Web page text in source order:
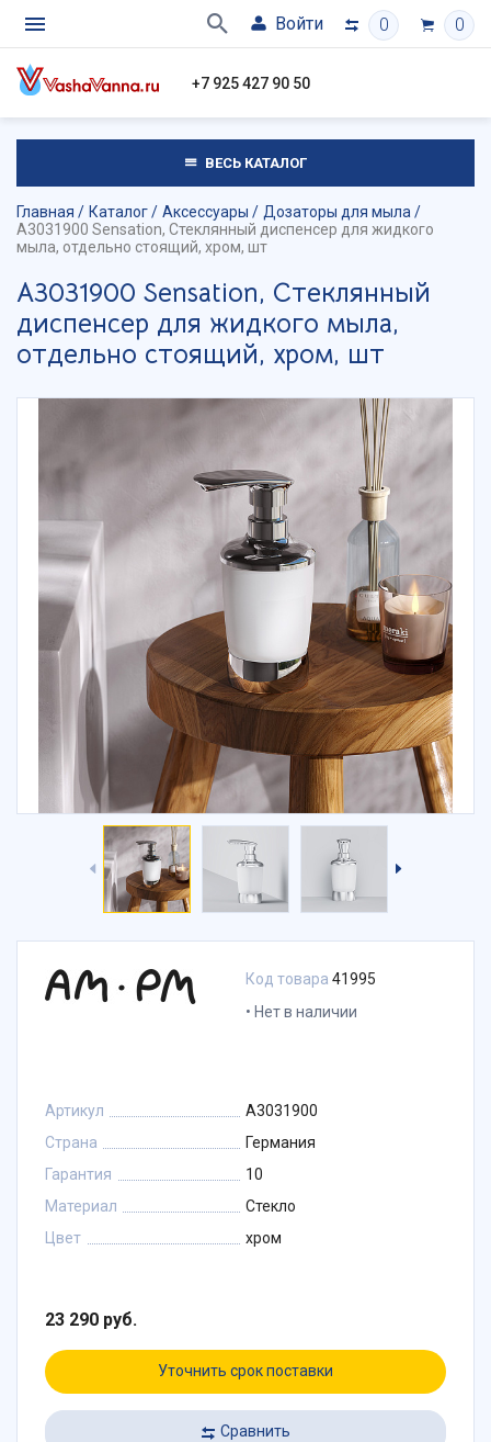
Войти 0 0
+7 925 427 90 50
ВЕСЬ КАТАЛОГ
Главная Каталог Аксессуары
Дозаторы для мыла
A3031900 Sensation, Стеклянный диспенсер для жидкого
мыла, отдельно стоящий, хром, шт
A3031900 Sensation, Стеклянный
диспенсер для жидкого мыла,
отдельно стоящий, хром, шт
Код товара 41995
Нет в наличии
Артикул
A3031900
Страна
Германия
Гарантия
10
Материал
Стекло
Цвет
хром
23 290 руб.
Уточнить срок поставки
Сравнить